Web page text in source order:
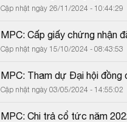
Cập nhật ngày 26/11/2024 - 10:44:29
MPC: Cấp giấy chứng nhận
Cập nhật ngày 15/10/2024 - 08:43:53
MPC: Tham dự Đại hội đồng
Cập nhật ngày 03/05/2024 - 14:55:02
MPC: Chi trả cổ tức năm